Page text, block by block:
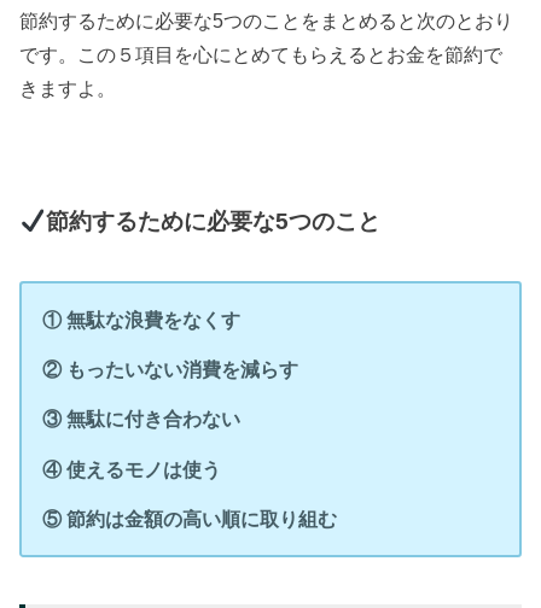
節約するために必要な5つのことをまとめると次のとおり
です。この５項目を心にとめてもらえるとお金を節約で
きますよ。
節約するために必要な5つのこと
① 無駄な浪費をなくす
② もったいない消費を減らす
③ 無駄に付き合わない
④ 使えるモノは使う
⑤ 節約は金額の高い順に取り組む